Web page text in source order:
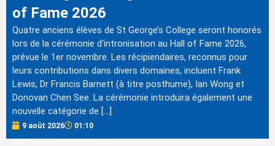
of Fame 2026
Quatre anciens élèves de St George’s College seront honorés
lors de la cérémonie d'intronisation au Hall of Fame 2026,
prévue le 1er novembre. Les récipiendaires, reconnus pour
leurs contributions dans divers domaines, incluent Frank
Lewis, Dr Francis Barnett (à titre posthume), Ian Wong et
Donovan Chen See. La cérémonie introduira également une
nouvelle catégorie de […]
9 août 2026 01:10